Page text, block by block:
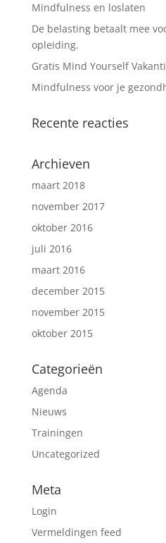
Mindfulness en loslaten
De belasting betaalt mee
opleiding.
Gratis Mind Yourself
Mindfulness voor je
Recente reacties
Archieven
maart 2018
november 2017
oktober 2016
juli 2016
maart 2016
december 2015
november 2015
oktober 2015
Categorieën
Agenda
Nieuws
Trainingen
Uncategorized
Meta
Login
Vermeldingen feed